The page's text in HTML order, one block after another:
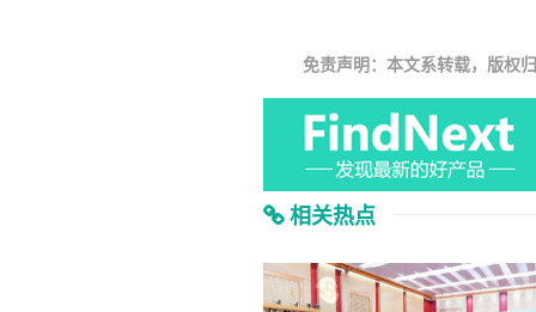
免责声明：本文系转载，版权
相关热点